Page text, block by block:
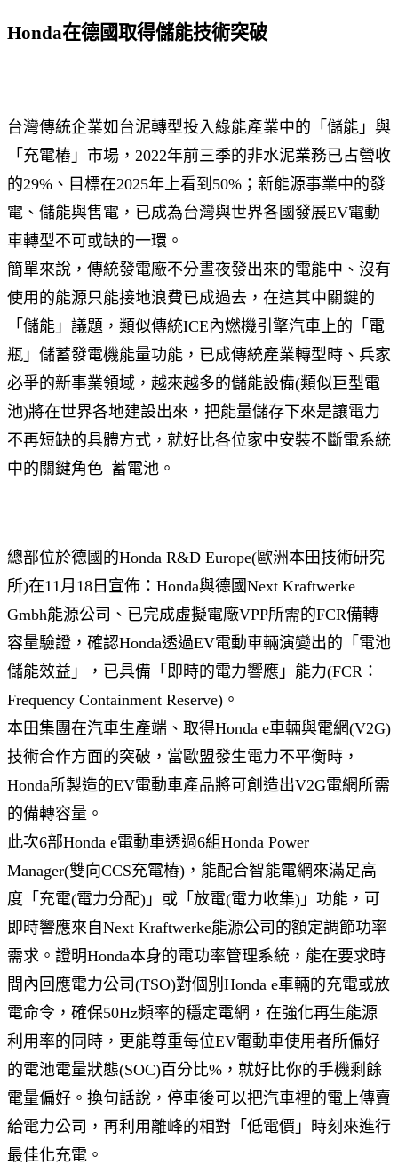
Honda在德國取得儲能技術突破
台灣傳統企業如台泥轉型投入綠能產業中的「儲能」與
「充電樁」市場，2022年前三季的非水泥業務已占營收
的29%、目標在2025年上看到50%；新能源事業中的發
電、儲能與售電，已成為台灣與世界各國發展EV電動
車轉型不可或缺的一環。
簡單來說，傳統發電廠不分晝夜發出來的電能中、沒有
使用的能源只能接地浪費已成過去，在這其中關鍵的
「儲能」議題，類似傳統ICE內燃機引擎汽車上的「電
瓶」儲蓄發電機能量功能，已成傳統產業轉型時、兵家
必爭的新事業領域，越來越多的儲能設備(類似巨型電
池)將在世界各地建設出來，把能量儲存下來是讓電力
不再短缺的具體方式，就好比各位家中安裝不斷電系統
中的關鍵角色–蓄電池。
總部位於德國的Honda R&D Europe(歐洲本田技術研究
所)在11月18日宣佈：Honda與德國Next Kraftwerke
Gmbh能源公司、已完成虛擬電廠VPP所需的FCR備轉
容量驗證，確認Honda透過EV電動車輛演變出的「電池
儲能效益」，已具備「即時的電力響應」能力(FCR：
Frequency Containment Reserve)。
本田集團在汽車生產端、取得Honda e車輛與電網(V2G)
技術合作方面的突破，當歐盟發生電力不平衡時，
Honda所製造的EV電動車產品將可創造出V2G電網所需
的備轉容量。
此次6部Honda e電動車透過6組Honda Power
Manager(雙向CCS充電樁)，能配合智能電網來滿足高
度「充電(電力分配)」或「放電(電力收集)」功能，可
即時響應來自Next Kraftwerke能源公司的額定調節功率
需求。證明Honda本身的電功率管理系統，能在要求時
間內回應電力公司(TSO)對個別Honda e車輛的充電或放
電命令，確保50Hz頻率的穩定電網，在強化再生能源
利用率的同時，更能尊重每位EV電動車使用者所偏好
的電池電量狀態(SOC)百分比%，就好比你的手機剩餘
電量偏好。換句話說，停車後可以把汽車裡的電上傳賣
給電力公司，再利用離峰的相對「低電價」時刻來進行
最佳化充電。